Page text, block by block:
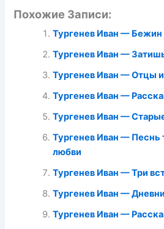
Похожие Записи:
Тургенев Иван —
Тургенев Иван —
Тургенев Иван — Отцы
Тургенев Иван —
Тургенев Иван —
Тургенев Иван —
любви
Тургенев Иван — Три
Тургенев Иван —
Тургенев Иван —